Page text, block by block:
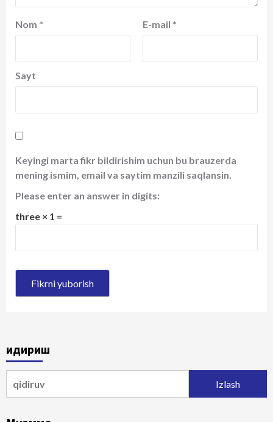
Nom * E-mail *
Sayt
Keyingi marta fikr bildirishim uchun bu brauzerda
mening ismim, email va saytim manzili saqlansin.
Please enter an answer in digits:
three × 1 =
Қидириш